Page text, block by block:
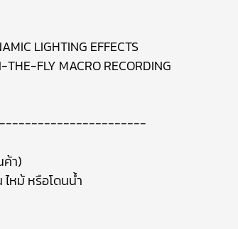
LIGHTING EFFECTS
FLY MACRO RECORDING
า)
หม้ หรือโดนน้ำ